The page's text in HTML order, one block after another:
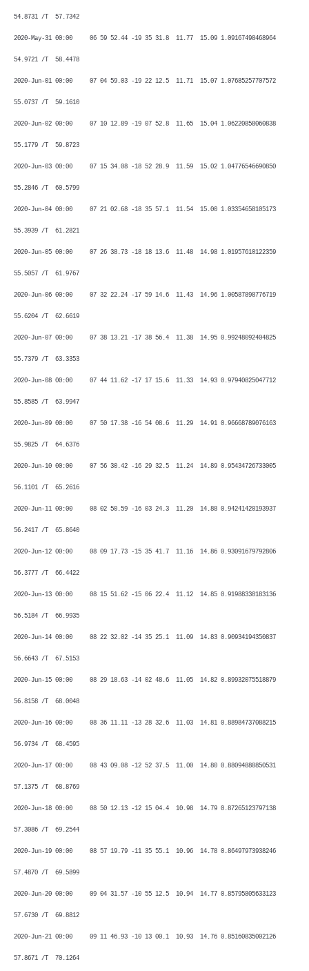
54.8731 /T 57.7342
2020-May-31 00:00 06 59 52.44 -19 35 31.8 11.77 15.09 1.09167498468964
54.9721 /T 58.4478
2020-Jun-01 00:00 07 04 59.03 -19 22 12.5 11.71 15.07 1.07685257707572
55.0737 /T 59.1610
2020-Jun-02 00:00 07 10 12.89 -19 07 52.8 11.65 15.04 1.06220858060838
55.1779 /T 59.8723
2020-Jun-03 00:00 07 15 34.08 -18 52 28.9 11.59 15.02 1.04776546690850
55.2846 /T 60.5799
2020-Jun-04 00:00 07 21 02.68 -18 35 57.1 11.54 15.00 1.03354658105173
55.3939 /T 61.2821
2020-Jun-05 00:00 07 26 38.73 -18 18 13.6 11.48 14.98 1.01957610122359
55.5057 /T 61.9767
2020-Jun-06 00:00 07 32 22.24 -17 59 14.6 11.43 14.96 1.00587898776719
55.6204 /T 62.6619
2020-Jun-07 00:00 07 38 13.21 -17 38 56.4 11.38 14.95 0.99248092404825
55.7379 /T 63.3353
2020-Jun-08 00:00 07 44 11.62 -17 17 15.6 11.33 14.93 0.97940825047712
55.8585 /T 63.9947
2020-Jun-09 00:00 07 50 17.38 -16 54 08.6 11.29 14.91 0.96668789076163
55.9825 /T 64.6376
2020-Jun-10 00:00 07 56 30.42 -16 29 32.5 11.24 14.89 0.95434726733005
56.1101 /T 65.2616
2020-Jun-11 00:00 08 02 50.59 -16 03 24.3 11.20 14.88 0.94241420193937
56.2417 /T 65.8640
2020-Jun-12 00:00 08 09 17.73 -15 35 41.7 11.16 14.86 0.93091679792806
56.3777 /T 66.4422
2020-Jun-13 00:00 08 15 51.62 -15 06 22.4 11.12 14.85 0.91988330183136
56.5184 /T 66.9935
2020-Jun-14 00:00 08 22 32.02 -14 35 25.1 11.09 14.83 0.90934194350837
56.6643 /T 67.5153
2020-Jun-15 00:00 08 29 18.63 -14 02 48.6 11.05 14.82 0.89932075518879
56.8158 /T 68.0048
2020-Jun-16 00:00 08 36 11.11 -13 28 32.6 11.03 14.81 0.88984737088215
56.9734 /T 68.4595
2020-Jun-17 00:00 08 43 09.08 -12 52 37.5 11.00 14.80 0.88094880850531
57.1375 /T 68.8769
2020-Jun-18 00:00 08 50 12.13 -12 15 04.4 10.98 14.79 0.87265123797138
57.3086 /T 69.2544
2020-Jun-19 00:00 08 57 19.79 -11 35 55.1 10.96 14.78 0.86497973938246
57.4870 /T 69.5899
2020-Jun-20 00:00 09 04 31.57 -10 55 12.5 10.94 14.77 0.85795805633123
57.6730 /T 69.8812
2020-Jun-21 00:00 09 11 46.93 -10 13 00.1 10.93 14.76 0.85160835002126
57.8671 /T 70.1264